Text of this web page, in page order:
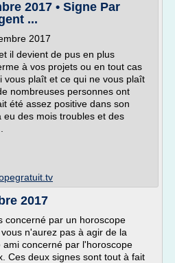
2017 • Signe Par
...
2017
il devient de pus en plus
à vos projets ou en tout cas
vous plaît et ce qui ne vous plaît
nombreuses personnes ont
été assez positive dans son
eu des mois troubles et des
2017
concerné par un horoscope
n'aurez pas à agir de la
concerné par l'horoscope
Ces deux signes sont tout à fait